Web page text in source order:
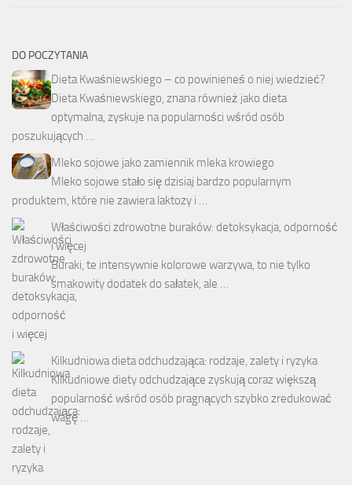
DO POCZYTANIA
Dieta Kwaśniewskiego – co powinieneś o niej wiedzieć?
Dieta Kwaśniewskiego, znana również jako dieta
optymalna, zyskuje na popularności wśród osób
poszukujących …
Mleko sojowe jako zamiennik mleka krowiego
Mleko sojowe stało się dzisiaj bardzo popularnym
produktem, które nie zawiera laktozy i …
Właściwości zdrowotne buraków: detoksykacja, odporność
i więcej
Buraki, te intensywnie kolorowe warzywa, to nie tylko
smakowity dodatek do sałatek, ale …
Kilkudniowa dieta odchudzająca: rodzaje, zalety i ryzyka
Kilkudniowe diety odchudzające zyskują coraz większą
popularność wśród osób pragnących szybko zredukować
wagę …